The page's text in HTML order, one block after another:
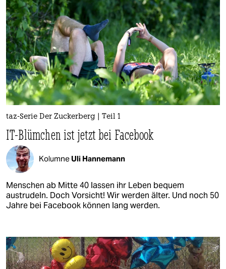
taz-Serie Der Zuckerberg | Teil 1
IT-Blümchen ist jetzt bei Facebook
Kolumne Uli Hannemann
Menschen ab Mitte 40 lassen ihr Leben bequem
austrudeln. Doch Vorsicht! Wir werden älter. Und noch 50
Jahre bei Facebook können lang werden.